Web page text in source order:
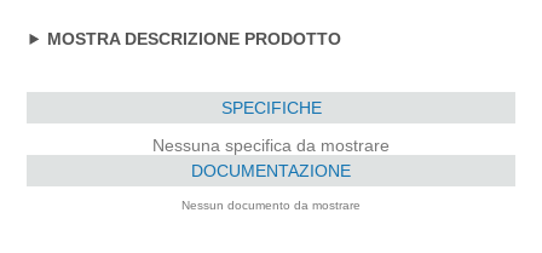
MOSTRA DESCRIZIONE PRODOTTO
SPECIFICHE
Nessuna specifica da mostrare
DOCUMENTAZIONE
Nessun documento da mostrare